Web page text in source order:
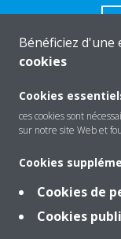
Produits
Bénéficiez d'une
cookies
Cookies
ces cookies sont
sur notre site Web et
Cookies
Cookies de
Cookies